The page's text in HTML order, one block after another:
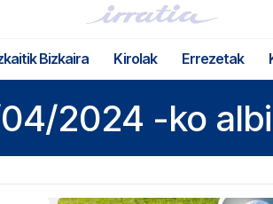
Bizkaira Kirolak Errezetak
2024 -ko